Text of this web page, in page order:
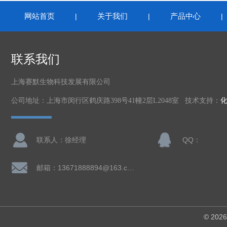
网站首页 | 关于我们 | 产品中心 |
联系我们
上海赛默生物科技发展有限公司
公司地址：上海市闵行区鹤庆路398号41幢2层L2048室 技术支持：
联系人：徐经理 QQ：
©